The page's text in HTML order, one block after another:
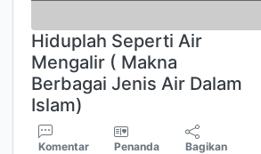
Hiduplah Seperti Air
Mengalir ( Makna
Berbagai Jenis Air Dalam
Islam)
Komentar Penanda Bagikan